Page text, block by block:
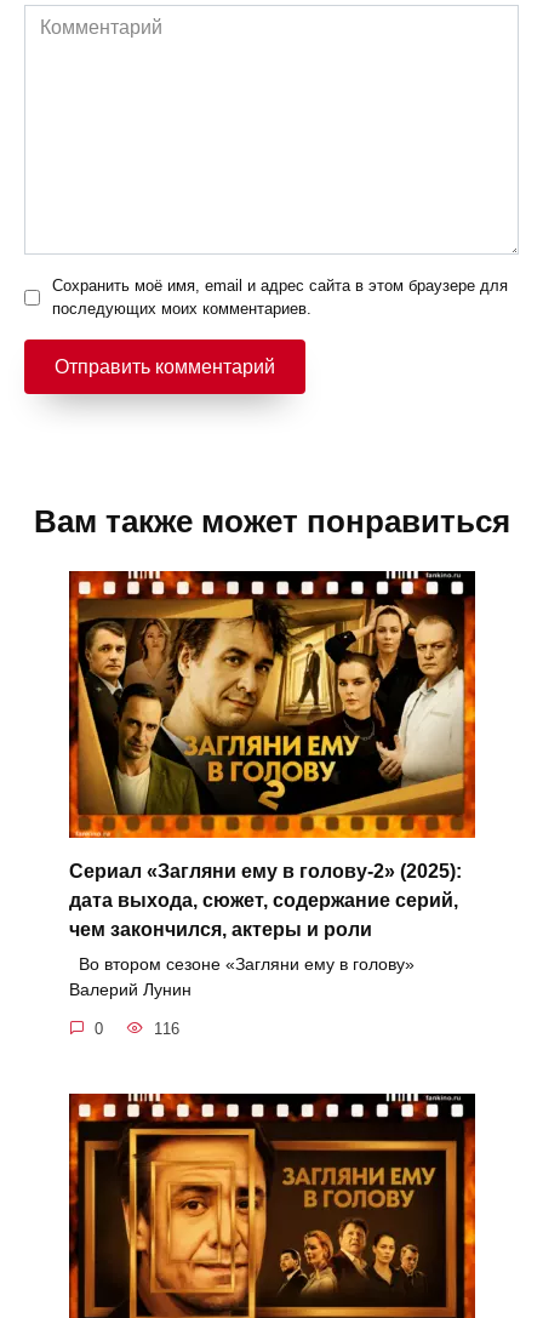
Комментарий
Сохранить моё имя, email и адрес сайта в этом браузере для
последующих моих комментариев.
Вам также может понравиться
Сериал «Загляни ему в голову-2» (2025):
дата выхода, сюжет, содержание серий,
чем закончился, актеры и роли
Во втором сезоне «Загляни ему в голову»
Валерий Лунин
0 116